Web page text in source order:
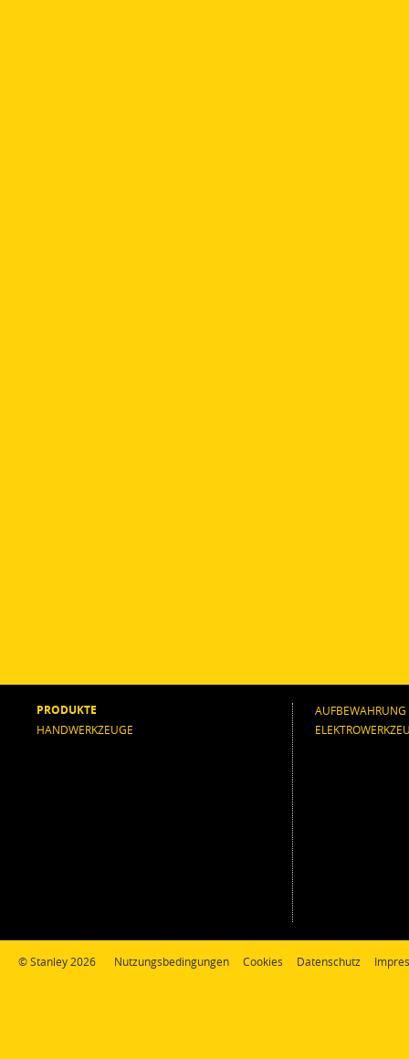
PRODUKTE
HANDWERKZEUGE
AUFBEWAHRUNG
© Stanley 2026 Nutzungsbedingungen Cookies Datenschutz